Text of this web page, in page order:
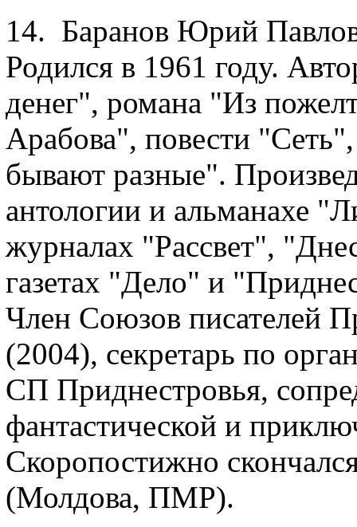
14. Баранов Юрий
Родился в 1961 году.
денег", романа "Из
Арабова", повести
бывают разные".
антологии и альманахе
журналах "Рассвет",
газетах "Дело" и
Член Союзов писателей
(2004), секретарь по
СП Приднестровья,
фантастической и
Скоропостижно
(Молдова, ПМР).